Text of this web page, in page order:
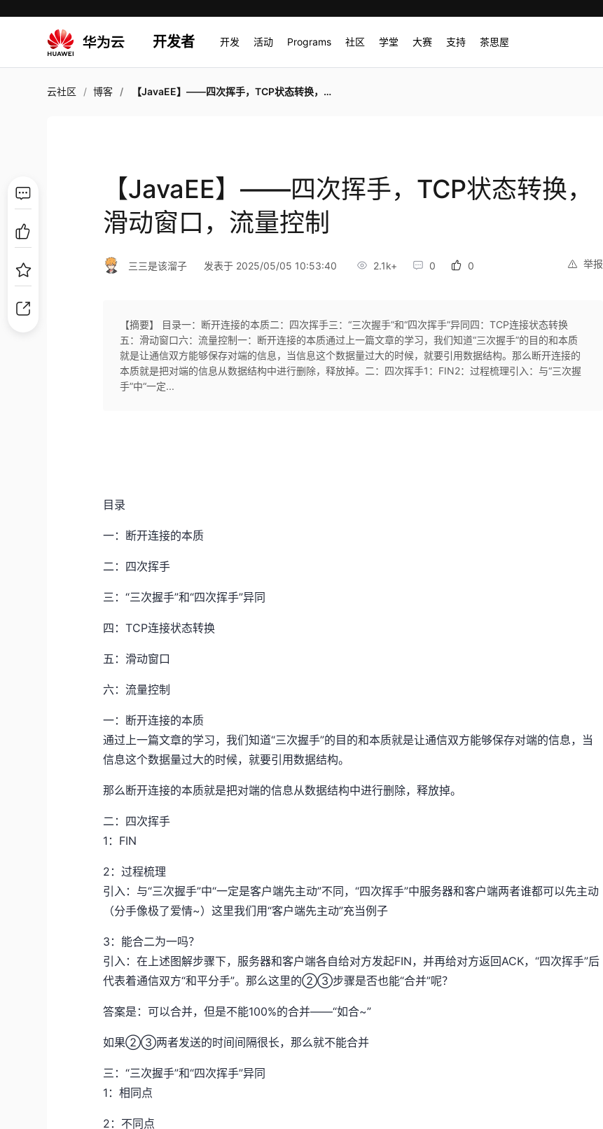
开发者 开发 活动 Programs 社区 学堂 大赛 支持 茶思屋
云社区 博客 【JavaEE】——四次挥手，TCP状态转换，滑动窗口，流量控制
【JavaEE】——四次挥手，TCP状态转换，
滑动窗口，流量控制
举报
三三是该溜子 发表于 2025/05/05 10:53:40 2.1k+ 0 0
【摘要】 ​目录一：断开连接的本质二：四次挥手三：“三次握手”和“四次挥手”异同四：TCP连接状态转换
五：滑动窗口六：流量控制一：断开连接的本质通过上一篇文章的学习，我们知道“三次握手”的目的和本质
就是让通信双方能够保存对端的信息，当信息这个数据量过大的时候，就要引用数据结构。那么断开连接的
本质就是把对端的信息从数据结构中进行删除，释放掉。二：四次挥手1：FIN2：过程梳理引入：与“三次握
手”中“一定...
目录
一：断开连接的本质
二：四次挥手
三：“三次握手”和“四次挥手”异同
四：TCP连接状态转换
五：滑动窗口
六：流量控制
一：断开连接的本质
通过上一篇文章的学习，我们知道“三次握手”的目的和本质就是让通信双方能够保存对端的信息，当
信息这个数据量过大的时候，就要引用数据结构。
那么断开连接的本质就是把对端的信息从数据结构中进行删除，释放掉。
二：四次挥手
1：FIN
2：过程梳理
引入：与“三次握手”中“一定是客户端先主动”不同，“四次挥手”中服务器和客户端两者谁都可以先主动
（分手像极了爱情~）这里我们用“客户端先主动”充当例子
3：能合二为一吗？
引入：在上述图解步骤下，服务器和客户端各自给对方发起FIN，并再给对方返回ACK，“四次挥手”后
代表着通信双方“和平分手”。那么这里的②③步骤是否也能“合并”呢？
答案是：可以合并，但是不能100%的合并——“如合~”
如果②③两者发送的时间间隔很长，那么就不能合并
三：“三次握手”和“四次挥手”异同
1：相同点
2：不同点